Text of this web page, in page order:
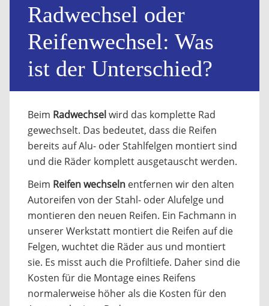
Radwechsel oder
Reifenwechsel: Was
ist der Unterschied?
Beim Radwechsel wird das komplette Rad
gewechselt. Das bedeutet, dass die Reifen
bereits auf Alu- oder Stahlfelgen montiert sind
und die Räder komplett ausgetauscht werden.
Beim Reifen wechseln entfernen wir den alten
Autoreifen von der Stahl- oder Alufelge und
montieren den neuen Reifen. Ein Fachmann in
unserer Werkstatt montiert die Reifen auf die
Felgen, wuchtet die Räder aus und montiert
sie. Es misst auch die Profiltiefe. Daher sind die
Kosten für die Montage eines Reifens
normalerweise höher als die Kosten für den